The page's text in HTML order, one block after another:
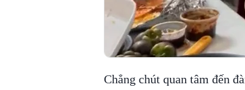
Chẳng chút quan tâm đến